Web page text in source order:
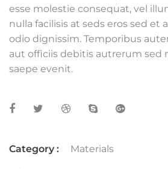
esse molestie consequat, vel
nulla facilisis at seds eros sed et
odio dignissim. Temporibus
aut officiis debitis autrerum sed
saepe evenit.
Category : Materials